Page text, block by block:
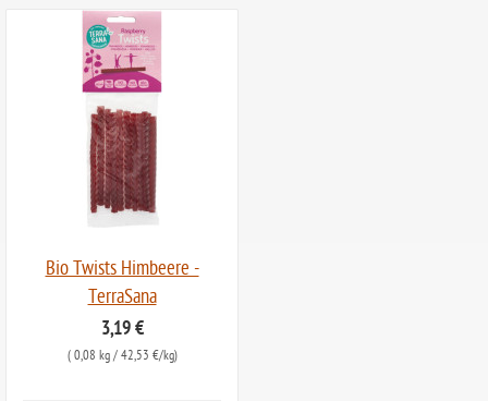
Bio Twists Himbeere -
TerraSana
3,19 €
( 0,08 kg/ 42,53 €/kg)